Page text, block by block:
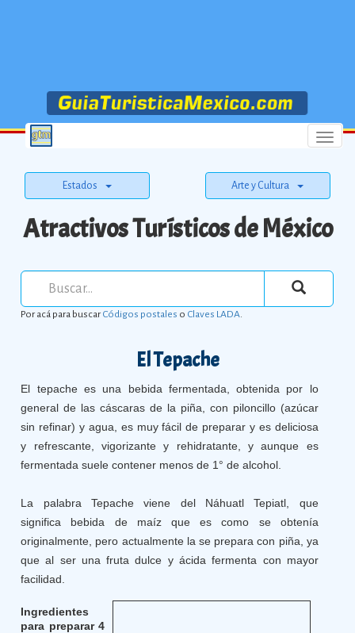
Menu
Estados Arte y Cultura
Atractivos Turísticos de México
Por acá para buscarCódigos postales o Claves LADA.
El Tepache
El tepache es una bebida fermentada, obtenida por lo
general de las cáscaras de la piña, con piloncillo (azúcar
sin refinar) y agua, es muy fácil de preparar y es deliciosa
y refrescante, vigorizante y rehidratante, y aunque es
fermentada suele contener menos de 1° de alcohol.
La palabra Tepache viene del Náhuatl Tepiatl, que
significa bebida de maíz que es como se obtenía
originalmente, pero actualmente la se prepara con piña, ya
que al ser una fruta dulce y ácida fermenta con mayor
facilidad.
Ingredientes
para preparar 4